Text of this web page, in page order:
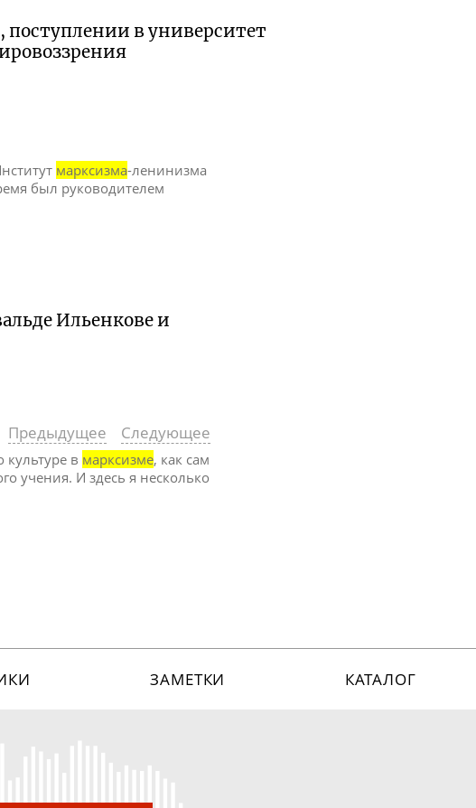
поступлении в университет
марксизма-ленинизма
был руководителем
Ильенкове и
Предыдущее Следующее
в марксизме, как сам
учения. И здесь я несколько
ЗАМЕТКИ КАТАЛОГ